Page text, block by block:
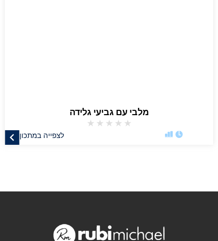
מלבי עם גביעי גלידה
★
★
★
★
★
לצפייה במתכון